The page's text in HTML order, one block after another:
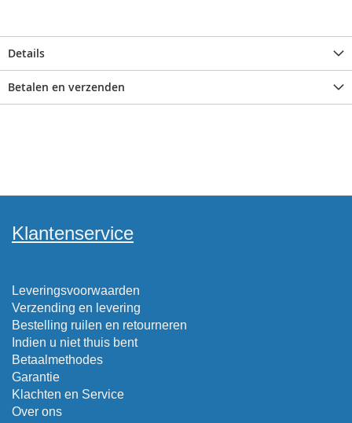
Details
Betalen en verzenden
Klantenservice
Leveringsvoorwaarden
Verzending en levering
Bestelling ruilen en retourneren
Indien u niet thuis bent
Betaalmethodes
Garantie
Klachten en Service
Over ons